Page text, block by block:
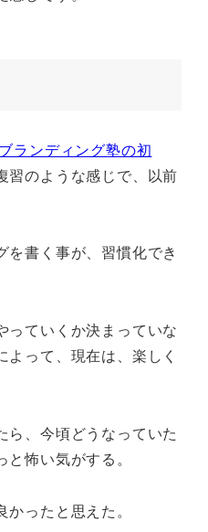
ランディング塾の初
習のような感じで、以前
を書く事が、習慣化でき
っていくか決まっていな
って、現在は、楽しく
ら、今頃どうなっていた
怖い気がする。
ったと思えた。